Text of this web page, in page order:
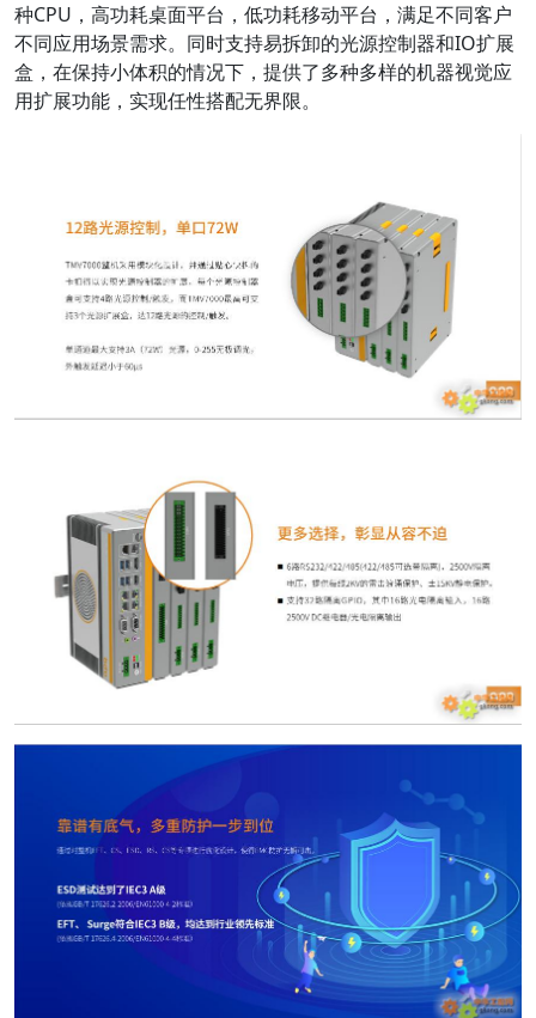
种CPU，高功耗桌面平台，低功耗移动平台，满足不同客户
不同应用场景需求。同时支持易拆卸的光源控制器和IO扩展
盒，在保持小体积的情况下，提供了多种多样的机器视觉应
用扩展功能，实现任性搭配无界限。